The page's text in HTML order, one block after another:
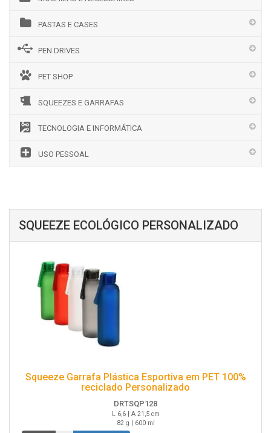
PASTAS E CASES
PEN DRIVES
PET SHOP
SQUEEZES E GARRAFAS
TECNOLOGIA E INFORMÁTICA
USO PESSOAL
SQUEEZE ECOLÓGICO PERSONALIZADO
Squeeze Garrafa Plástica Esportiva em PET 100%
reciclado Personalizado
DRTSQP128
L 6,6 | A 21,5 cm
82 g | 600 ml